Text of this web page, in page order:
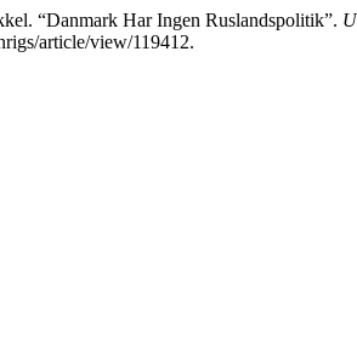
“Danmark Har Ingen Ruslandspolitik”.
article/view/119412.